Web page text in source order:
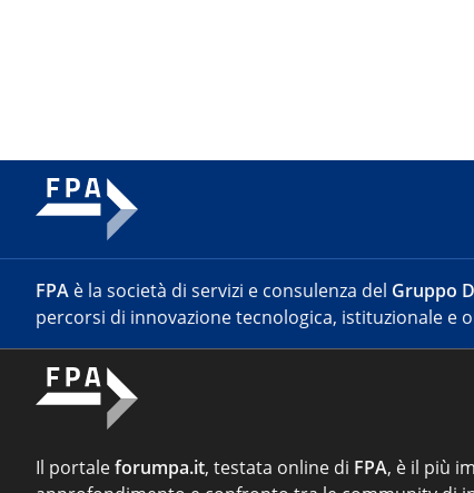
FPA è la società di servizi e consulenza del Gruppo
percorsi di innovazione tecnologica, istituzionale e
Il portaleforumpa.it, testata online di FPA, è il più